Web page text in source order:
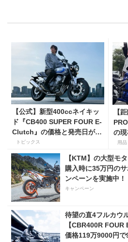
【公式】新型400ccネイキッ
ド『CB400 SUPER FOUR E-
Clutch』の価格と発売日が決
定！ シリーズ最高58馬力＆
14kgもの軽量化!? 完全に
「旧CB400SF」を超えた!?
【Honda2026新車ニュー
ス】
トピックス
【
の
イ
用
【KTM】の大型モ
購入時に35万円の
ンペーンを実施中！
キャンペーン
待望の直4フルカウ
【CBR400R
価格119万9000円で